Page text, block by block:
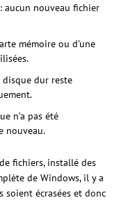
aucun nouveau fichier
mémoire ou d’une
dur reste
n’a pas été
nouveau.
fichiers, installé des
de Windows, il y a
soient écrasées et donc